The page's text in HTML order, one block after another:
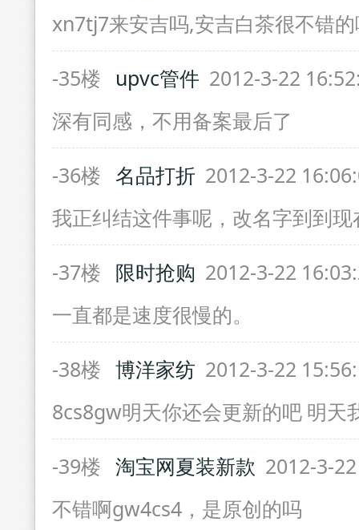
xn7tj7来安吉吗,安吉白茶很不错
-35楼
upvc管件 2012-3-22
深有同感，不用备案最后了
-36楼 名品打折 2012-3-22
我正纠结这件事呢，改名字到到
-37楼 限时抢购 2012-3-22
一直都是速度很慢的。
-38楼 博洋家纺 2012-3-22
8cs8gw明天你还会更新的吧 明天
-39楼 淘宝网夏装新款 2012-3-
不错啊gw4cs4，是原创的吗